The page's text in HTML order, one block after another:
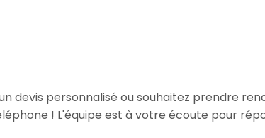
devis personnalisé ou souhaitez prendre
! L'équipe est à votre écoute pour